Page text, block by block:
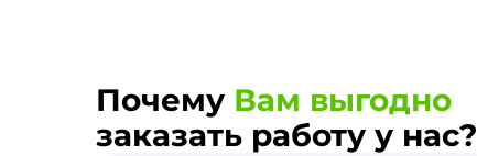
Почему Вам выгодно
заказать работу у нас?